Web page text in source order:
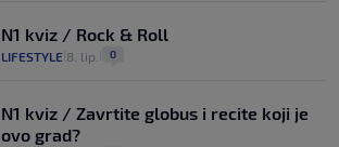
N1 kviz / Rock & Roll
LIFESTYLE 8. lip. 0
N1 kviz / Zavrtite globus i recite koji je
ovo grad?